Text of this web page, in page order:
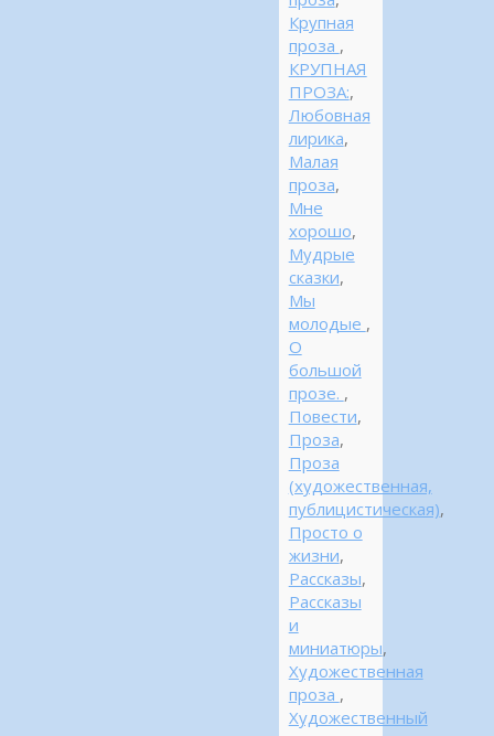
Крупная
проза ,
КРУПНАЯ
ПРОЗА:,
Любовная
лирика,
Малая
проза,
Мне
хорошо,
Мудрые
сказки,
Мы
молодые ,
О
большой
прозе. ,
Повести,
Проза,
Проза
(художественная,
публицистическая),
Просто о
жизни,
Рассказы,
Рассказы
и
миниатюры,
Художественная
проза ,
Художественный